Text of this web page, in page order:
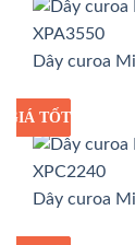
Dây curoa
GIÁ SỈ
GIÁ TỐT
Dây curoa